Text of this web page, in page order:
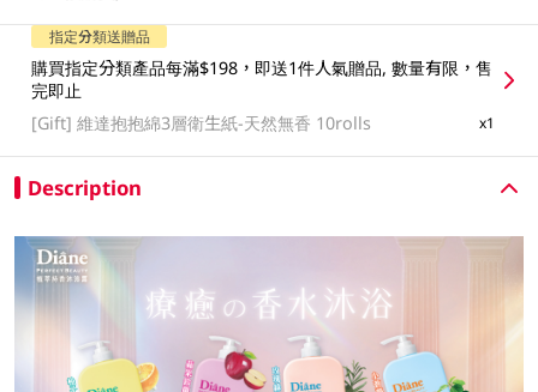
指定分類送贈品
購買指定分類產品每滿$198，即送1件人氣贈品, 數量有限，售
完即止
[Gift]維達抱抱綿3層衛生紙-天然無香 10rolls x1
Description